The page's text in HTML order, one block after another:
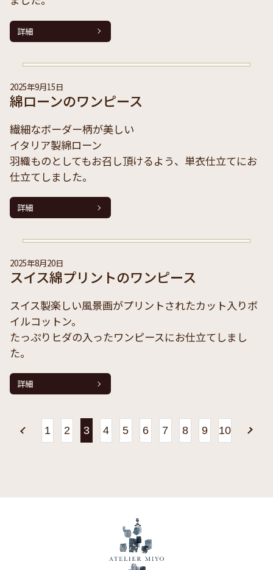
詳細
2025年9月15日
綿ローンのワンピース
繊細なボーダー柄が美しい
イタリア製綿ローン
羽織ものとしてもお召し頂けるよう、単衣仕立てにお
仕立てしました。
詳細
2025年8月20日
スイス綿プリントのワンピース
スイス製楽しい風景画がプリントされたカット入りボ
イルコットン。
たっぷりヒダの入ったワンピースにお仕立てしまし
た。
詳細
« 1 2 3 4 5 6 7 8 9 10 »